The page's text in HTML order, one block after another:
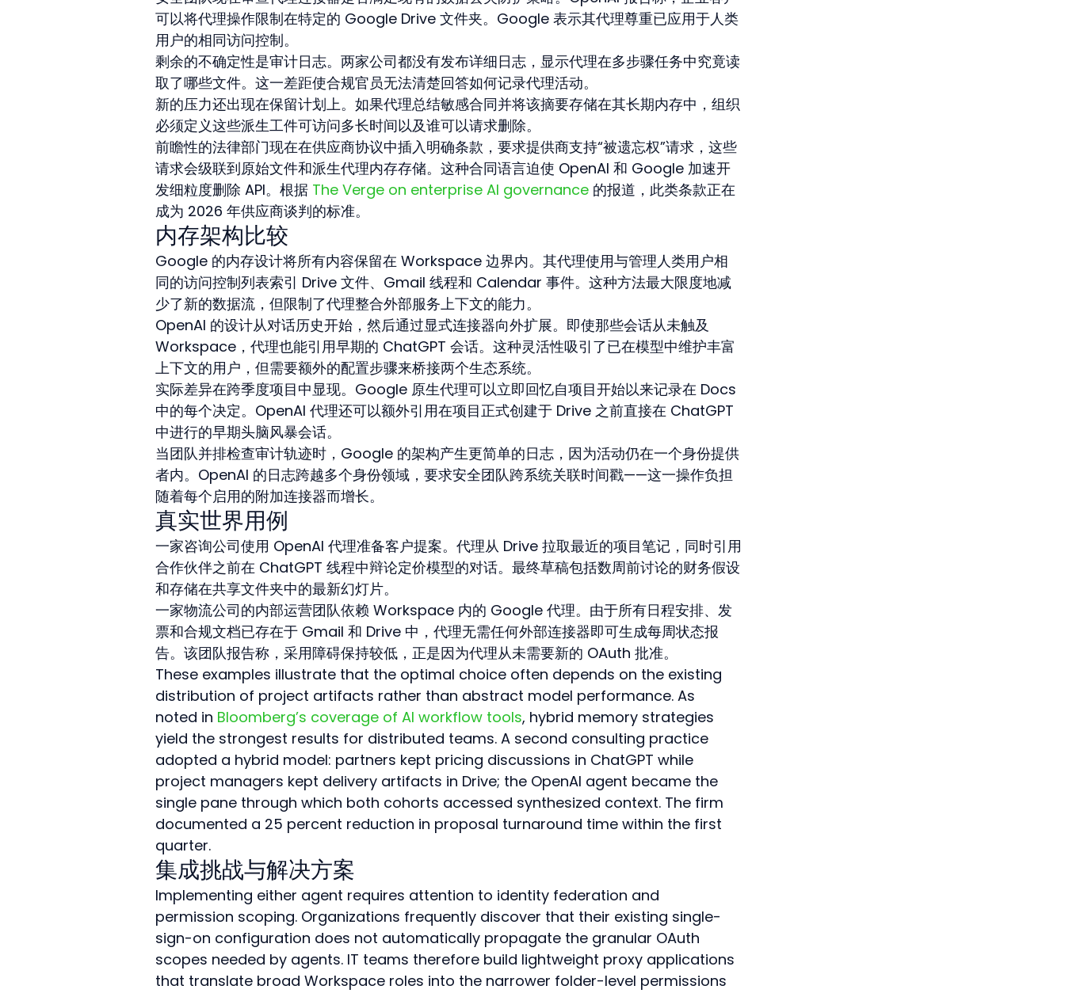
可以将代理操作限制在特定的 Google Drive 文件夹。Google 表示其代理尊重已应用于人类
用户的相同访问控制。
剩余的不确定性是审计日志。两家公司都没有发布详细日志，显示代理在多步骤任务中究竟读
取了哪些文件。这一差距使合规官员无法清楚回答如何记录代理活动。
新的压力还出现在保留计划上。如果代理总结敏感合同并将该摘要存储在其长期内存中，组织
必须定义这些派生工件可访问多长时间以及谁可以请求删除。
前瞻性的法律部门现在在供应商协议中插入明确条款，要求提供商支持“被遗忘权”请求，这些
请求会级联到原始文件和派生代理内存存储。这种合同语言迫使 OpenAI 和 Google 加速开
发细粒度删除 API。根据 The Verge on enterprise AI governance 的报道，此类条款正在
成为 2026 年供应商谈判的标准。
内存架构比较
Google 的内存设计将所有内容保留在 Workspace 边界内。其代理使用与管理人类用户相
同的访问控制列表索引 Drive 文件、Gmail 线程和 Calendar 事件。这种方法最大限度地减
少了新的数据流，但限制了代理整合外部服务上下文的能力。
OpenAI 的设计从对话历史开始，然后通过显式连接器向外扩展。即使那些会话从未触及
Workspace，代理也能引用早期的 ChatGPT 会话。这种灵活性吸引了已在模型中维护丰富
上下文的用户，但需要额外的配置步骤来桥接两个生态系统。
实际差异在跨季度项目中显现。Google 原生代理可以立即回忆自项目开始以来记录在 Docs
中的每个决定。OpenAI 代理还可以额外引用在项目正式创建于 Drive 之前直接在 ChatGPT
中进行的早期头脑风暴会话。
当团队并排检查审计轨迹时，Google 的架构产生更简单的日志，因为活动仍在一个身份提供
者内。OpenAI 的日志跨越多个身份领域，要求安全团队跨系统关联时间戳——这一操作负担
随着每个启用的附加连接器而增长。
真实世界用例
一家咨询公司使用 OpenAI 代理准备客户提案。代理从 Drive 拉取最近的项目笔记，同时引用
合作伙伴之前在 ChatGPT 线程中辩论定价模型的对话。最终草稿包括数周前讨论的财务假设
和存储在共享文件夹中的最新幻灯片。
一家物流公司的内部运营团队依赖 Workspace 内的 Google 代理。由于所有日程安排、发
票和合规文档已存在于 Gmail 和 Drive 中，代理无需任何外部连接器即可生成每周状态报
告。该团队报告称，采用障碍保持较低，正是因为代理从未需要新的 OAuth 批准。
These examples illustrate that the optimal choice often depends on the existing
distribution of project artifacts rather than abstract model performance. As
noted in Bloomberg’s coverage of AI workflow tools, hybrid memory strategies
yield the strongest results for distributed teams. A second consulting practice
adopted a hybrid model: partners kept pricing discussions in ChatGPT while
project managers kept delivery artifacts in Drive; the OpenAI agent became the
single pane through which both cohorts accessed synthesized context. The firm
documented a 25 percent reduction in proposal turnaround time within the first
quarter.
集成挑战与解决方案
Implementing either agent requires attention to identity federation and
permission scoping. Organizations frequently discover that their existing single-
sign-on configuration does not automatically propagate the granular OAuth
scopes needed by agents. IT teams therefore build lightweight proxy applications
that translate broad Workspace roles into the narrower folder-level permissions